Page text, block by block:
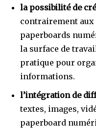
la possibilité de
contrairement aux
paperboards
la surface de
pratique pour
informations.
l’intégration de
textes, images,
paperboard